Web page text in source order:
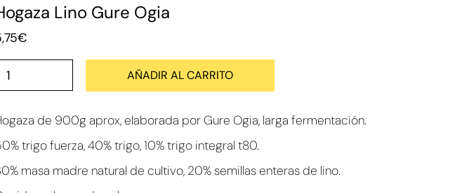
Lino Gure Ogia
€
AÑADIR AL CARRITO
de 900g aprox, elaborada por Gure Ogia, larga fermentación.
trigo fuerza, 40% trigo, 10% trigo integral t80.
masa madre natural de cultivo, 20% semillas enteras de lino.